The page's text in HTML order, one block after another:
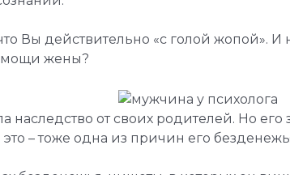
Вы действительно «с голой жопой». И
жены?
наследство от своих родителей. Но его
– тоже одна из причин его